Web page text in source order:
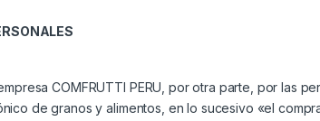
COMFRUTTI PERU, por otra parte, por las
de granos y alimentos, en lo sucesivo «el